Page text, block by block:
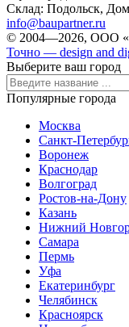
Склад: Подольск,
info@baupartner.ru
© 2004—2026, ООО
Точно — design and
Выберите ваш город
Популярные города
Москва
Санкт-
Воронеж
Краснодар
Волгоград
Ростов-на-Дону
Казань
Нижний
Самара
Пермь
Уфа
Екатеринбург
Челябинск
Красноярск